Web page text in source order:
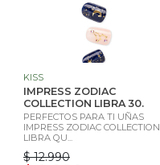
KISS
IMPRESS ZODIAC
COLLECTION LIBRA 30.
PERFECTOS PARA TI UÑAS
IMPRESS ZODIAC COLLECTION
LIBRA QU...
$ 12.990